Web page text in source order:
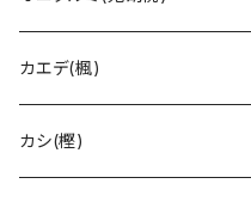
カエデ(楓)
カシ(樫)